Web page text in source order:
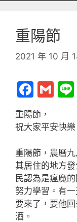
重陽節
2021 年 10 月
F
a
c
b
o
o
k
G
ai
重陽節，
祝大家平安快樂
重陽節，農曆
其居住的地方
民認為是瘟魔
努力學習。有
要來了，要他
酒。